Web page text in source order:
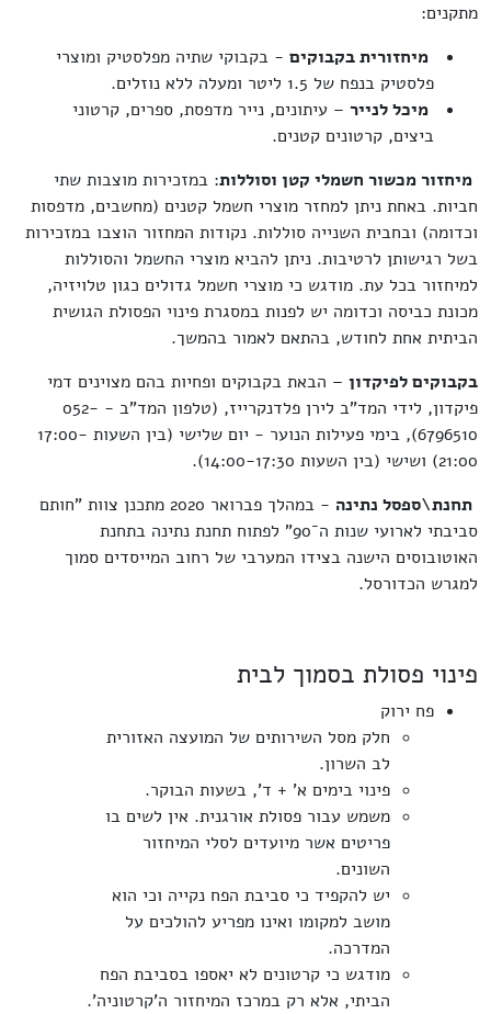
מתקנים:
מיחזורית בקבוקים - בקבוקי שתיה מפלסטיק ומוצרי
פלסטיק בנפח של 1.5 ליטר ומעלה ללא נוזלים.
מיכל לנייר – עיתונים, נייר מדפסת, ספרים, קרטוני
ביצים, קרטונים קטנים.
מיחזור מכשור חשמלי קטן וסוללות: במזכירות מוצבות שתי
חביות. באחת ניתן למחזר מוצרי חשמל קטנים (מחשבים, מדפסות
וכדומה) ובחבית השנייה סוללות. נקודות המחזור הוצבו במזכירות
בשל רגישותן לרטיבות. ניתן להביא מוצרי החשמל והסוללות
למיחזור בכל עת. מודגש כי מוצרי חשמל גדולים כגון טלויזיה,
מכונת כביסה וכדומה יש לפנות במסגרת פינוי הפסולת הגושית
הביתית אחת לחודש, בהתאם לאמור בהמשך.
בקבוקים לפיקדון – הבאת בקבוקים ופחיות בהם מצוינים דמי
פיקדון, לידי המד"ב לירן פלדנקרייז, (טלפון המד"ב - 052-
6796510), בימי פעילות הנוער - יום שלישי (בין השעות 17:00-
21:00) ושישי (בין השעות 14:00-17:30).
תחנת\ספסל נתינה
- במהלך פברואר 2020 מתכנן צוות "חותם
סביבתי לארועי שנות ה-
90" לפתוח תחנת נתינה בתחנת
האוטובוסים הישנה בצידו המערבי של רחוב המייסדים סמוך
למגרש הכדורסל.
פינוי פסולת בסמוך לבית
פח ירוק
חלק מסל השירותים של המועצה האזורית
לב השרון.
פינוי בימים א' + ד', בשעות הבוקר.
משמש עבור פסולת אורגנית. אין לשים בו
פריטים אשר מיועדים לסלי המיחזור
השונים.
יש להקפיד כי סביבת הפח נקייה וכי הוא
מושב למקומו ואינו מפריע להולכים על
המדרכה.
מודגש כי קרטונים לא יאספו בסביבת הפח
הביתי, אלא רק במרכז המיחזור ה'קרטוניה'.